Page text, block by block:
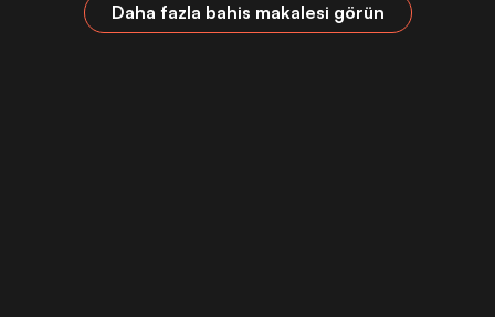
Daha fazla bahis makalesi görün